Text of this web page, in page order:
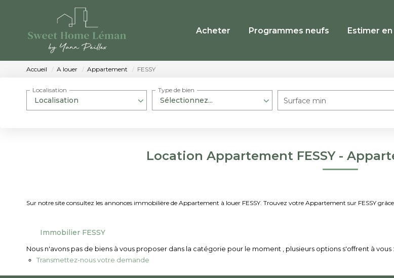
Acheter Programmes neufs Estimer
Accueil A louer Appartement FESSY
Localisation
Localisation
Sélectionnez...
Type de bien
Surface min
Location Appartement FESSY -
Sur notre site consultez les annonces immobilière de Appartement à louer FESSY. Trouvez votre Appartement sur FESSY
Immobilier FESSY
Nous n'avons pas de biens à vous proposer dans la catégorie pour le moment , plusieurs options s'offrent à vous :
Transmettez-nous votre demande